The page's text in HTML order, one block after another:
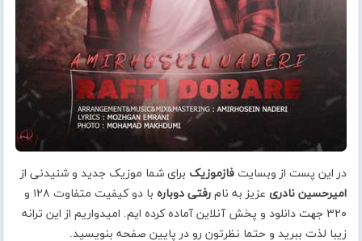
در این پست از وبسایتفازموزیک برای شما موزیک جدید و شنیدنی از
امیرحسین نادری عزیز به نامرفتی دوباره
با دو کیفیت متفاوت ۱۲۸ و
۳۲۰ جهت دانلود و پخش آنلاین آماده کرده ایم. امیدواریم از این ترانه
زیبا لذت ببرید و حتما نظرتون رو در پایین صفحه بنویسید.